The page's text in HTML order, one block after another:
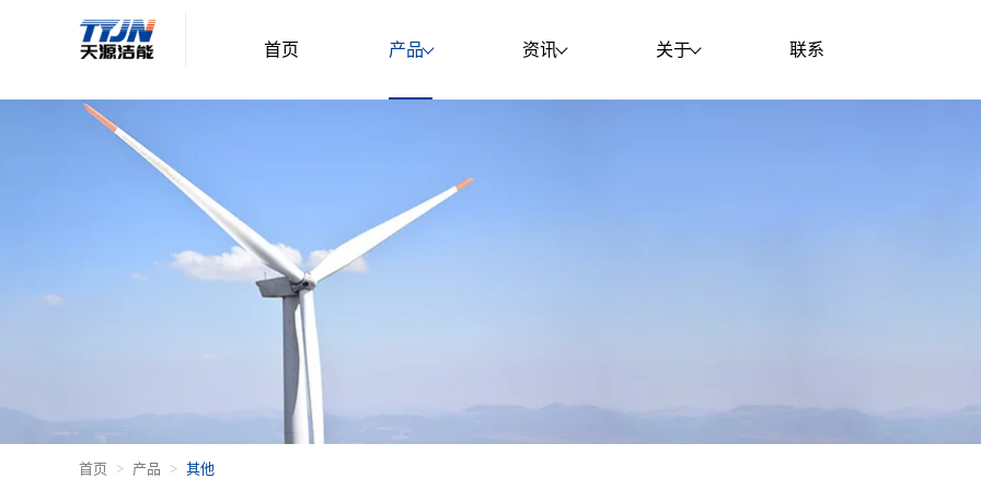
首页 产品 资讯 关于 联系
首页 产品 其他